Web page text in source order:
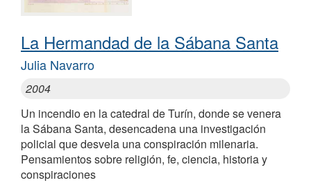
La Hermandad de la Sábana Santa
Julia Navarro
2004
Un incendio en la catedral de Turín, donde se venera
la Sábana Santa, desencadena una investigación
policial que desvela una conspiración milenaria.
Pensamientos sobre religión, fe, ciencia, historia y
conspiraciones